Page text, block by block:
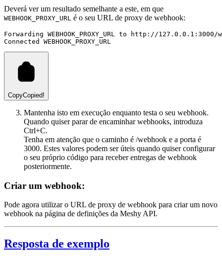
Deverá ver um resultado semelhante a este, em que
WEBHOOK_PROXY_URL é o seu URL de proxy de webhook:
Forwarding WEBHOOK_PROXY_URL to http://127.0.0.1:3000/
Connected WEBHOOK_PROXY_URL
CopyCopied!
Mantenha isto em execução enquanto testa o seu webhook.
Quando quiser parar de encaminhar webhooks, introduza
Ctrl+C.
Tenha em atenção que o caminho é /webhook e a porta é
3000. Estes valores podem ser úteis quando quiser configurar
o seu próprio código para receber entregas de webhook
posteriormente.
Criar um webhook:
Pode agora utilizar o URL de proxy de webhook para criar um novo
webhook na página de definições da Meshy API.
Resposta de exemplo